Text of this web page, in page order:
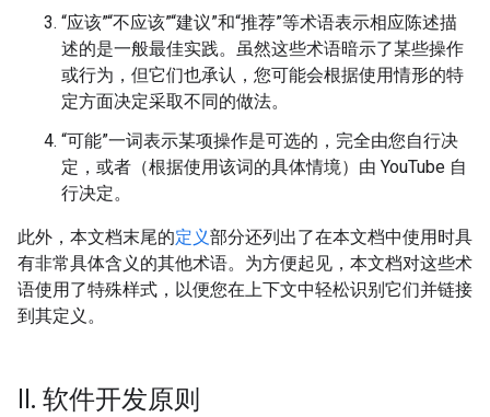
“应该”“不应该”“建议”和“推荐”等术语表示相应陈述描
述的是一般最佳实践。 虽然这些术语暗示了某些操作
或行为，但它们也承认，您可能会根据使用情形的特
定方面决定采取不同的做法。
“可能”一词表示某项操作是可选的，完全由您自行决
定，或者（根据使用该词的具体情境）由 YouTube 自
行决定。
此外，本文档末尾的定义部分还列出了在本文档中使用时具
有非常具体含义的其他术语。为方便起见，本文档对这些术
语使用了特殊样式，以便您在上下文中轻松识别它们并链接
到其定义。
II. 软件开发原则